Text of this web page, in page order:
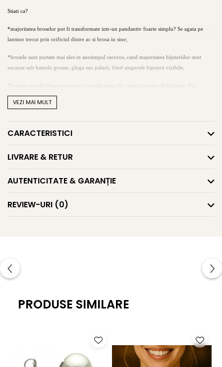
Stiati ca?
*majoritatea broselor pot fi transformate intr-un pandantiv foarte simplu? Se agata pe
lantisor trecut prin orificiul dintre ac si brosa in sine;
*brosele sunt purtate mai ales in anotimpul racoros, cand majoritatea bijuteriilor sunt
ascunse sub hainele groase, gluga sau palarii, fiind singurele bijuterii vizibile;
*brosele sunt de departe cea mai versatila piesa din cutiuta noastra de bijuterii. Pot
infrumuseta nu doar o haina, dar si o coafura, o pereche de pantoti, o curea, chiar si un
tort.VEZI MAI MULT
CARACTERISTICI
LIVRARE & RETUR
AUTENTICITATE & GARANȚIE
REVIEW-URI (0)
PRODUSE SIMILARE